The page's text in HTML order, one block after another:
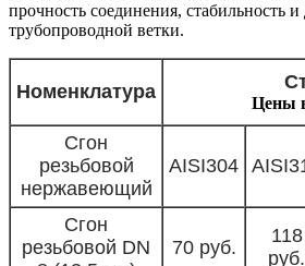
прочность соединения, стабильность
трубопроводной ветки.
Номенклатура
Цены
Сгон
резьбовой
нержавеющий
AISI304
Сгон
резьбовой DN
70 руб.
118
руб.